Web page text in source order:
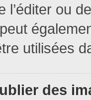
l’éditer ou
utilisées
des